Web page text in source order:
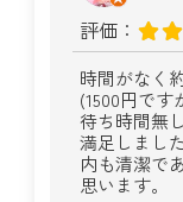
評価：
時間がなく
(1500円で
待ち時間無
満足しまし
内も清潔で
思います。